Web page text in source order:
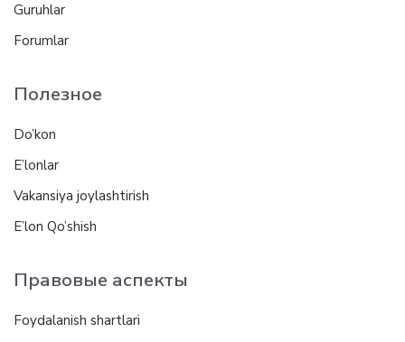
Guruhlar
Forumlar
Полезное
Do’kon
E’lonlar
Vakansiya joylashtirish
E’lon Qo’shish
Правовые аспекты
Foydalanish shartlari